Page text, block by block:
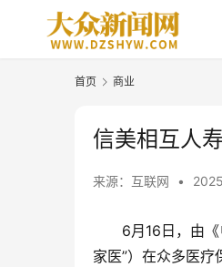
首页 商业
信美相互人
来源：互联网 •
6月16日，由
家医”）在众多医